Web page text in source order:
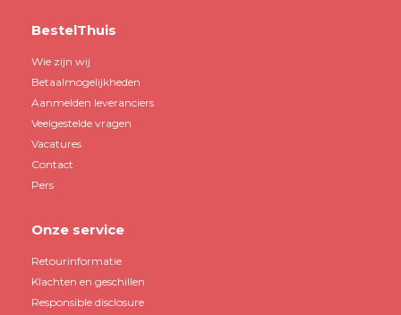
BestelThuis
Wie zijn wij
Betaalmogelijkheden
Aanmelden leveranciers
Veelgestelde vragen
Vacatures
Contact
Pers
Onze service
Retourinformatie
Klachten en geschillen
Responsible disclosure